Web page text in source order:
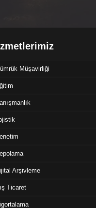
Müşavirliği
Arşivleme
Ticaret